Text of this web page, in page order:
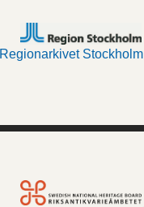
Regionarkivet Stockholm